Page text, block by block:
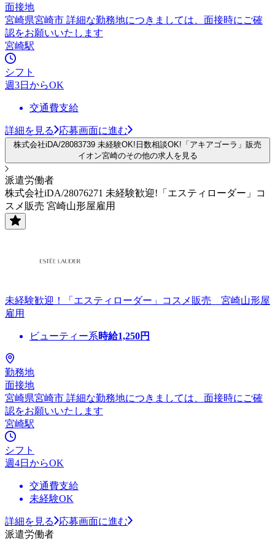
面接地
宮崎県宮崎市 詳細な勤務地につきましては、面接時にご確
認をお願いいたします
宮崎駅
シフト
週3日からOK
交通費支給
詳細を見る 応募画面に進む
株式会社iDA/28083739 未経験OK!日数相談OK!「アキアゴーラ」販売
イオン宮崎のその他の求人を見る
派遣労働者
株式会社iDA/28076271 未経験歓迎!「エスティローダー」コ
スメ販売 宮崎山形屋雇用
未経験歓迎！「エスティローダー」コスメ販売 宮崎山形屋
雇用
ビューティー系時給1,250円
勤務地
面接地
宮崎県宮崎市 詳細な勤務地につきましては、面接時にご確
認をお願いいたします
宮崎駅
シフト
週4日からOK
交通費支給
未経験OK
詳細を見る
応募画面に進む
派遣労働者